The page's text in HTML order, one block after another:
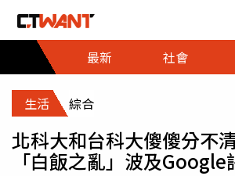
最新
社會
生活 綜合
北科大和台科大傻傻分
「白飯之亂」波及